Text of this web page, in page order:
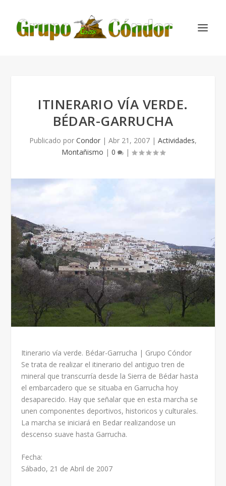
ITINERARIO VÍA VERDE.
BÉDAR-GARRUCHA
Publicado por Condor | Abr 21, 2007 | Actividades,
Montañismo | 0 |
Itinerario vía verde. Bédar-Garrucha | Grupo Cóndor
Se trata de realizar el itinerario del antiguo tren de
mineral que transcurría desde la Sierra de Bédar hasta
el embarcadero que se situaba en Garrucha hoy
desaparecido. Hay que señalar que en esta marcha se
unen componentes deportivos, historicos y culturales.
La marcha se iniciará en Bedar realizandose un
descenso suave hasta Garrucha.
Fecha:
Sábado, 21 de Abril de 2007